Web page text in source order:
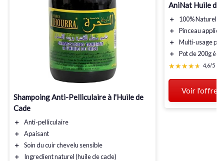
Shampoing Anti-Pelliculaire à l'Huile de
Cade
＋
Anti-pelliculaire
＋
Apaisant
＋
Soindu cuir chevelu sensible
＋
Ingredient naturel(huile de cade)
AniNat Huile de
＋
100% Naturelle
＋
Pinceau
＋
Multi-usage
＋
Pot de 200g
★★★★★
★★★★★ 4,6/5
Voir l'offre